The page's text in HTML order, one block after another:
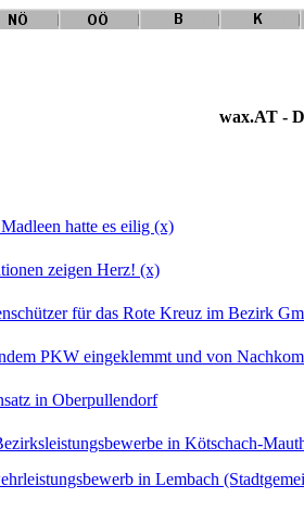
wax.AT -
hatte es eilig (x)
zeigen Herz! (x)
für das Rote Kreuz im Bezirk
PKW eingeklemmt und von
in Oberpullendorf
in Kötschach-
in Lembach